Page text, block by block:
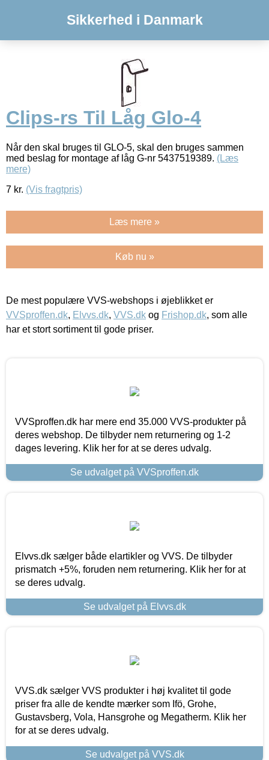
Sikkerhed i Danmark
Clips-rs Til Låg Glo-4
Når den skal bruges til GLO-5, skal den bruges sammen
med beslag for montage af låg G-nr 5437519389. (Læs
mere)
7 kr. (Vis fragtpris)
Læs mere »
Køb nu »
De mest populære VVS-webshops i øjeblikket er
VVSproffen.dk, Elvvs.dk, VVS.dk og Frishop.dk, som alle
har et stort sortiment til gode priser.
VVSproffen.dk har mere end 35.000 VVS-produkter på
deres webshop. De tilbyder nem returnering og 1-2
dages levering. Klik her for at se deres udvalg.
Se udvalget på VVSproffen.dk
Elvvs.dk sælger både elartikler og VVS. De tilbyder
prismatch +5%, foruden nem returnering. Klik her for at
se deres udvalg.
Se udvalget på Elvvs.dk
VVS.dk sælger VVS produkter i høj kvalitet til gode
priser fra alle de kendte mærker som Ifö, Grohe,
Gustavsberg, Vola, Hansgrohe og Megatherm. Klik her
for at se deres udvalg.
Se udvalget på VVS.dk